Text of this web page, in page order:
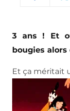
3 ans ! Et
bougies
Et ça méritait